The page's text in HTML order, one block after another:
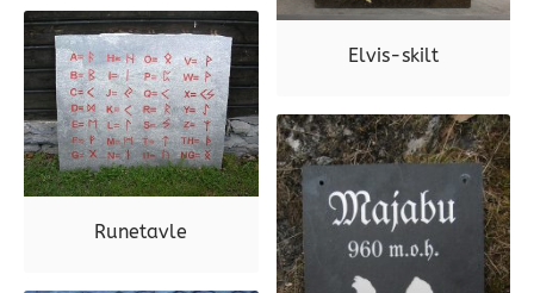
Runetavle
Elvis-skilt